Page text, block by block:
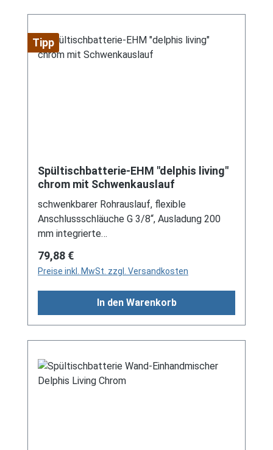
Tipp
Spültischbatterie-EHM "delphis living"
chrom mit Schwenkauslauf
schwenkbarer Rohrauslauf, flexible
Anschlussschläuche G 3/8“, Ausladung 200
mm integrierte
Kartusche
Regulärer Preis:
79,88 €
Preise inkl. MwSt. zzgl. Versandkosten
In den Warenkorb